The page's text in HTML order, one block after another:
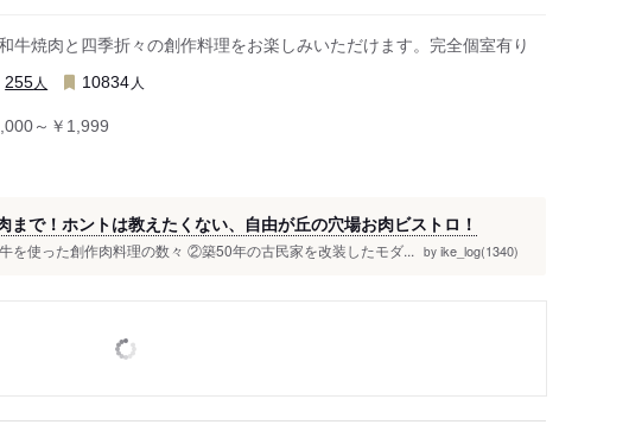
牛焼肉と四季折々の創作料理をお楽しみいただけます。完全個室有り
255人 10834 人
～￥1,999
まで！ホントは教えたくない、自由が丘の穴場お肉ビストロ！
使った創作肉料理の数々 ②築50年の古民家を改装したモダ... by ike_log(1340)